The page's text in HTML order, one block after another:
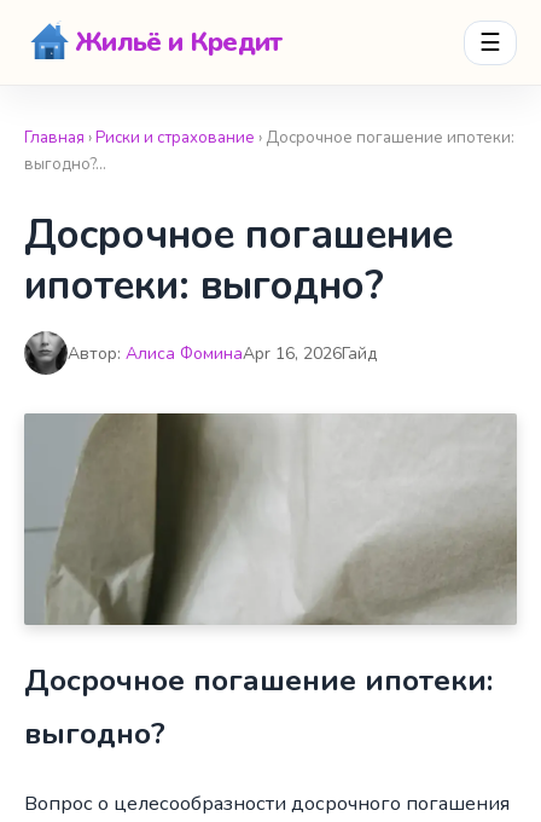
Жильё и Кредит ☰
Главная ›Риски и страхование › Досрочное погашение ипотеки:
выгодно?…
Досрочное погашение
ипотеки: выгодно?
Автор: Алиса ФоминаApr 16, 2026Гайд
Досрочное погашение ипотеки:
выгодно?
Вопрос о целесообразности досрочного погашения